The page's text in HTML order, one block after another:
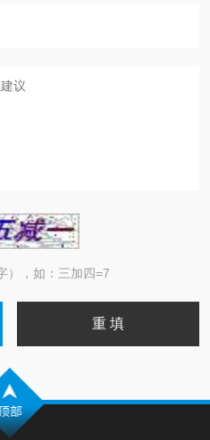
），如：三加四=7